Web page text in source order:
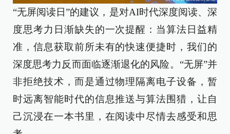
“无屏阅读日”的建议，是对AI时代深度阅读、深
度思考力日渐缺失的一次提醒：当算法日益精
准，信息获取前所未有的快速便捷时，我们的
深度思考力反而面临逐渐退化的风险。“无屏”并
非拒绝技术，而是通过物理隔离电子设备，暂
时远离智能时代的信息推送与算法围猎，让自
己沉浸在一本书里，在阅读中尽情去感受和思